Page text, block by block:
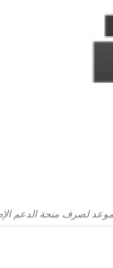
موعد لصرف منحة الدعم